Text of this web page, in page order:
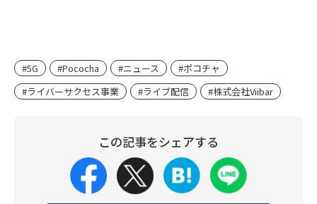
#5G #Pococha #ニュース
#ポコチャ
#ライバーサクセス事業
#ライブ配信 #株式会社Viibar
この記事をシェアする